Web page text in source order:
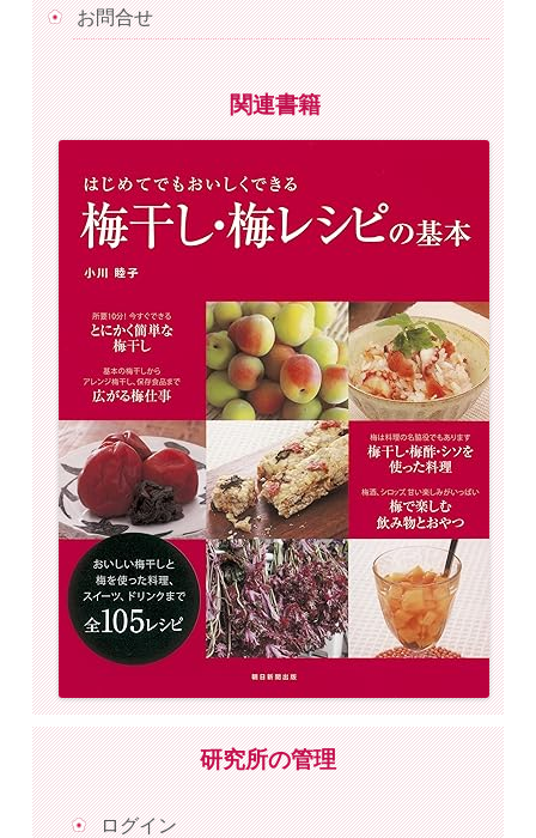
お問合せ
関連書籍
研究所の管理
ログイン